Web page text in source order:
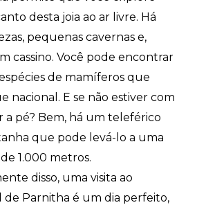
desta joia ao ar livre. Há
pequenas cavernas e,
cassino. Você pode encontrar
de mamíferos que
nacional. E se não estiver com
a pé? Bem, há um teleférico
que pode levá-lo a uma
1.000 metros.
disso, uma visita ao
de Parnitha é um dia perfeito,